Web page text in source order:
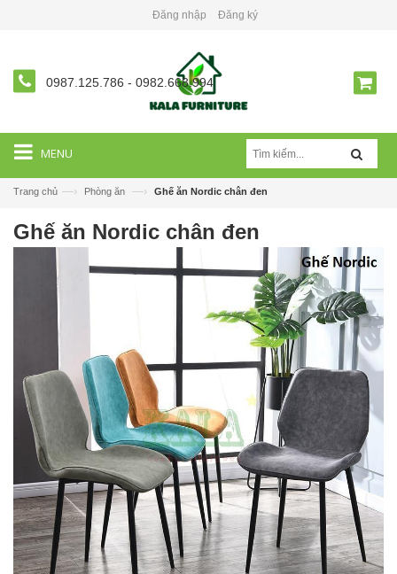
Đăng nhập Đăng ký
0987.125.786 - 0982.668.994
MENU
Trang chủ —› Phòng ăn —› Ghế ăn Nordic chân đen
Ghế ăn Nordic chân đen